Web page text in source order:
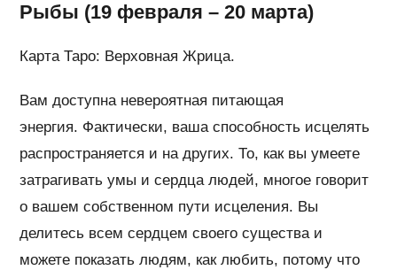
Рыбы (19 февраля – 20 марта)
Карта Таро: Верховная Жрица.
Вам доступна невероятная питающая
энергия. Фактически, ваша способность исцелять
распространяется и на других. То, как вы умеете
затрагивать умы и сердца людей, многое говорит
о вашем собственном пути исцеления. Вы
делитесь всем сердцем своего существа и
можете показать людям, как любить, потому что